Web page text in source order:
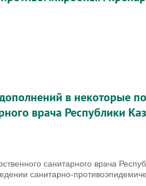
в некоторые
врача Республики
санитарного врача
санитарно-